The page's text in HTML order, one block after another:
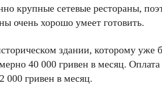
крупные сетевые рестораны,
очень хорошо умеет готовить.
здании, которому уже
40 000 гривен в месяц.
000 гривен в месяц.